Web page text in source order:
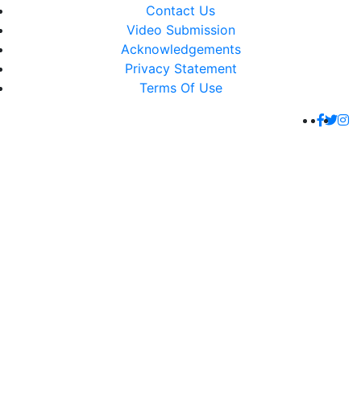
Contact Us
Video Submission
Acknowledgements
Privacy Statement
Terms Of Use